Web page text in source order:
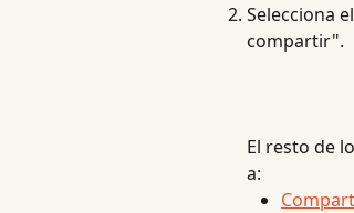
Selecciona
compartir".
El resto de
a: